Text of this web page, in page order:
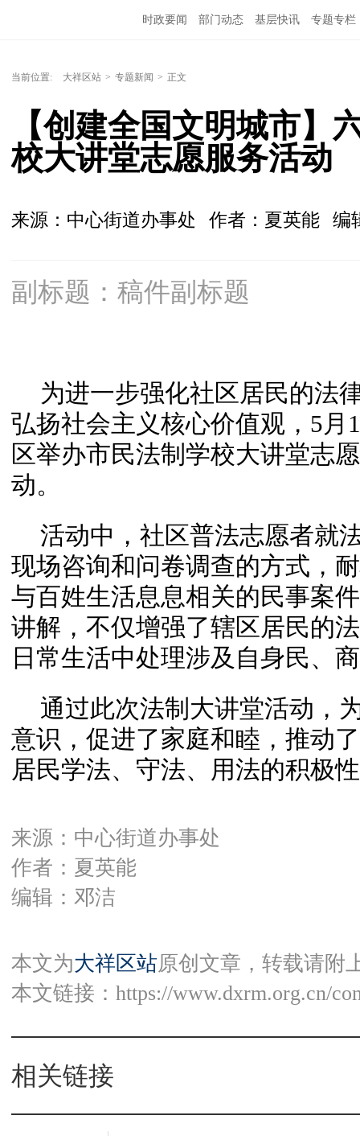
时政要闻 部门动态 基层快讯 专题专栏
当前位置: 大祥区站 > 专题新闻 > 正文
【创建全国文明城市】
校大讲堂志愿服务活动
来源：中心街道办事处 作者：夏英能 编
副标题：稿件副标题
为进一步强化社区居民的法
弘扬社会主义核心价值观，5
区举办市民法制学校大讲堂志
动。
活动中，社区普法志愿者就
现场咨询和问卷调查的方式，
与百姓生活息息相关的民事案
讲解，不仅增强了辖区居民的
日常生活中处理涉及自身民、
通过此次法制大讲堂活动，
意识，促进了家庭和睦，推动
居民学法、守法、用法的积极
来源：中心街道办事处
作者：夏英能
编辑：邓洁
本文为大祥区站原创文章，转载请附
本文链接： https://www.dxrm.org.cn/
相关链接